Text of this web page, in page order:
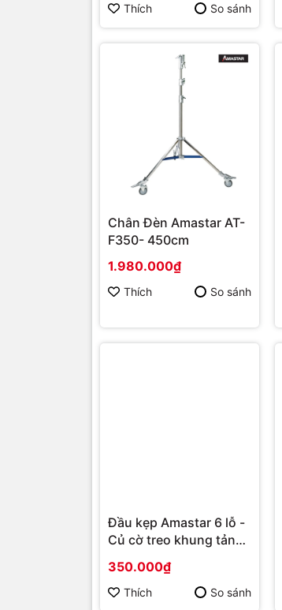
Thích So sánh
Chân Đèn Amastar AT-
F350- 450cm
1.980.000₫
Thích So sánh
Đầu kẹp Amastar 6 lỗ -
Củ cờ treo khung tản
350.000₫
Thích So sánh